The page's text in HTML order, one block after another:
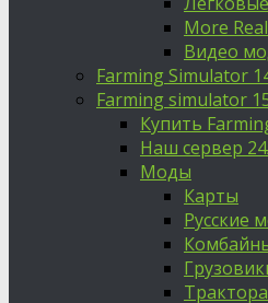
More
Видео
Farming Simulator
Farming simulator
Купить
Наш сервер
Моды
Карты
Русские
Трактора